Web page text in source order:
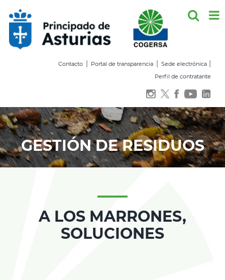
contenido
Contacto | Portal de transparencia | Sede electrónica |
Perfil de contratante
GESTIÓN DE RESIDUOS
A LOS MARRONES,
SOLUCIONES